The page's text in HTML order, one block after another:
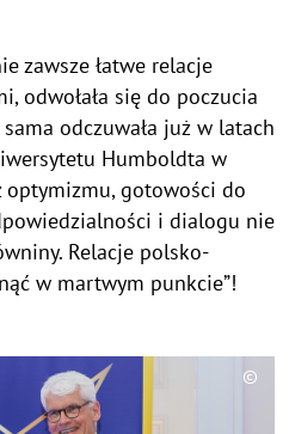
zawsze łatwe relacje
odwołała się do poczucia
odczuwała już w latach
Humboldta w
optymizmu, gotowości do
i dialogu nie
Relacje polsko-
w martwym punkcie”!
©